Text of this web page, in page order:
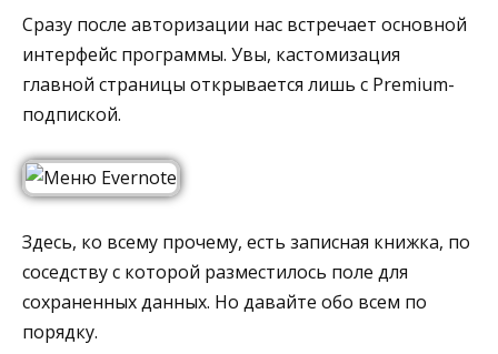
Сразу после авторизации нас встречает основной
интерфейс программы. Увы, кастомизация
главной страницы открывается лишь с Premium-
подпиской.
Здесь, ко всему прочему, есть записная книжка, по
соседству с которой разместилось поле для
сохраненных данных. Но давайте обо всем по
порядку.